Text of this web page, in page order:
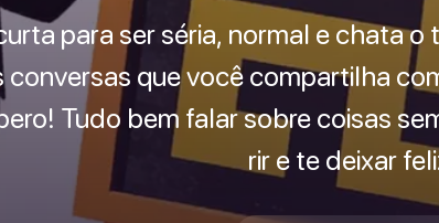
para ser séria, normal e chata
conversas que você compartilha
Tudo bem falar sobre coisas
rir e te deixar